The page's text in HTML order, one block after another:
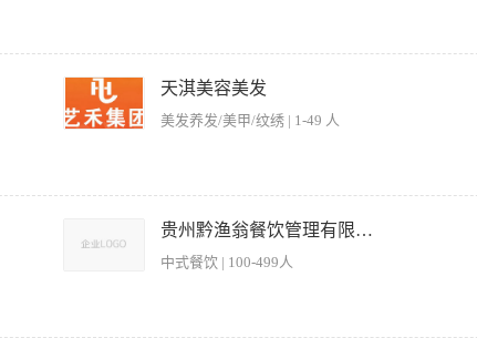
受贵州省内跨区域调配者优先。 薪资福利 . 薪资构成：基本工资 + 品牌津贴 +
资基数足额缴纳 · 年度调薪：每年两次调薪机会，根据积分制综合评定 · 提供食
店前厅、客房、餐饮、营业等部门，确保员工的工作效率和服务质量。 4.维
措施。 5.负责酒店前厅、客房、餐饮、营业等部门的财务管理工作，包括预算
各项标准并落地实施；（如服务标准程序、岗位职责、洗涤标准、食材验收等
的安全操作程序及设备的安全操作，发现危险情况应立即采取积极措施处理
以上学历，酒店经营管理等相关专业； 2.至少五年以上五星级酒店部门管理工作
熟悉酒店运营状态；具有财务管理的基本知识，具备最新行业服务理念、创新
测试，初试等； 5.熟悉招聘工作流程及招聘渠道的应用； 6.熟悉了解院内各
天淇美容美发
美发养发/美甲/纹绣 | 1-49 人
形象 5、控制门店运营成本，做好库存管理及耗材采购 【岗位要求】 1、具备
需求分析 4、能适应早晚班轮换工作制 5、对美容美发行业有基本认知
贵州黔渔翁餐饮管理有限公司
中式餐饮 | 100-499人